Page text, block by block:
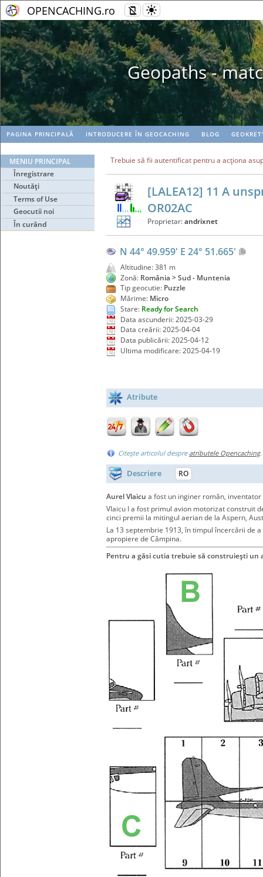
OPENCACHING.ro
Geopaths -
PAGINA PRINCIPALĂ INTRODUCERE ÎN GEOCACHING BLOG
MENIU PRINCIPAL
Înregistrare
Noutăţi
Terms of Use
Geocutii noi
În curând
Trebuie să fii autentificat pentru a acţiona
[LALEA12] 11 A
OR02AC
Proprietar:andrixnet
N 44° 49.959' E 24° 51.665'
Altitudine: 381 m
Zonă: România > Sud - Muntenia
Tip geocutie: Puzzle
Mărime: Micro
Stare: Ready for Search
Data ascunderii: 2025-03-29
Data creării: 2025-04-04
Data publicării: 2025-04-12
Ultima modificare: 2025-04-19
Atribute
Citeşte articolul despre atributele Opencaching.
Descriere RO
Aurel Vlaicu a fost un inginer român,
Vlaicu I a fost primul avion motorizat construit
cinci premii la mitingul aerian de la Aspern,
La 13 septembrie 1913, în timpul încercării de
apropiere de Câmpina.
Pentru a găsi cutia trebuie să construieşti un